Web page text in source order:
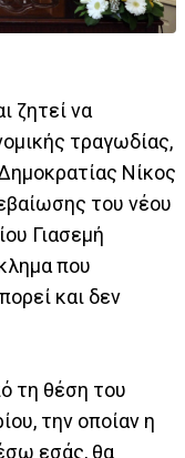
ζητεί να
τραγωδίας,
Νίκος
του νέου
Γιασεμή
που
και δεν
τη θέση του
την οποίαν η
εσάς, θα